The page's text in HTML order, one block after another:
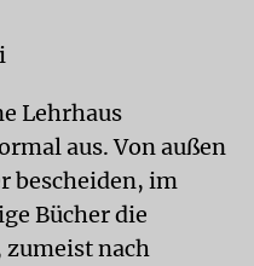
Lehrhaus
aus. Von außen
bescheiden, im
Bücher die
zumeist nach